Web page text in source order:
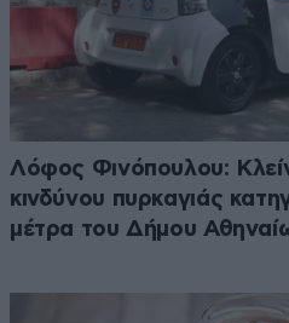
Λόφος Φινόπουλου:
κινδύνου πυρκαγιάς
μέτρα του Δήμου